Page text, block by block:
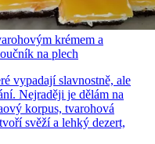
krémem a
na plech
vypadají slavnostně, ale
Nejraději je dělám na
korpus, tvarohová
svěží a lehký dezert,